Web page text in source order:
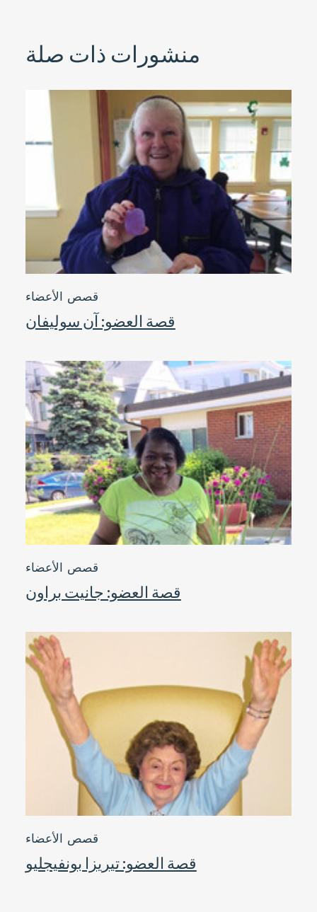
منشورات ذات صلة
قصص الأعضاء
قصة العضو: آن سوليفان
قصص الأعضاء
قصة العضو: جانيت براون
قصص الأعضاء
قصة العضو: تيريزا بونفيجليو